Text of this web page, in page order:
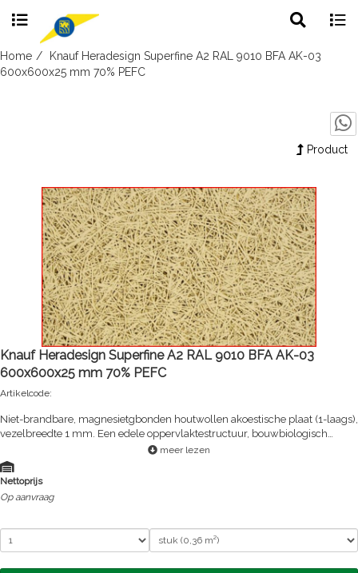
Skip
to
search
Home
Knauf Heradesign Superfine A2 RAL 9010 BFA AK-03
600x600x25 mm 70% PEFC
Product
Knauf Heradesign Superfine A2 RAL 9010 BFA AK-03
600x600x25 mm 70% PEFC
Artikelcode:
Niet-brandbare, magnesietgbonden houtwollen akoestische plaat (1-laags),
vezelbreedte 1 mm. Een edele oppervlaktestructuur, bouwbiologisch
meer lezen
Nettoprijs
Op aanvraag